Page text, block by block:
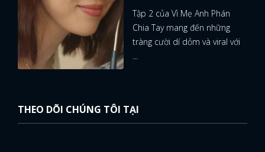
Tập 2 của Vì Mẹ Anh Phán
Chia Tay mang đến những
tràng cười dí dỏm và viral với
...
THEO DÕI CHÚNG TÔI TẠI